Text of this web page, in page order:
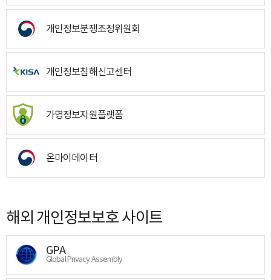
개인정보분쟁조정위원회
개인정보침해신고센터
가명정보지원플랫폼
온마이데이터
해외 개인정보보호 사이트
GPA
Global Privacy Assembly